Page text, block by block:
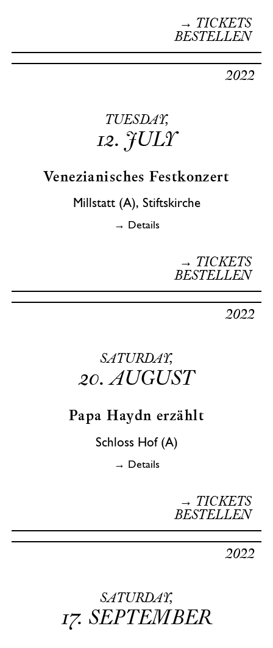
→ TICKETS
BESTELLEN
TUESDAY,
12. JULY
2022
Venezianisches Festkonzert
Millstatt (A), Stiftskirche
→ Details
→ TICKETS
BESTELLEN
SATURDAY,
20. AUGUST
2022
Papa Haydn erzählt
Schloss Hof (A)
→ Details
→ TICKETS
BESTELLEN
SATURDAY,
17. SEPTEMBER
2022